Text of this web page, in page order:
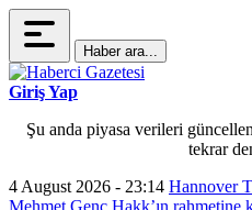
Haber ara...
Giriş Yap
Şu anda piyasa verileri
tekrar
4 August 2026 - 23:14 Hannover
Mehmet Genç Hakk’ın rahmetine